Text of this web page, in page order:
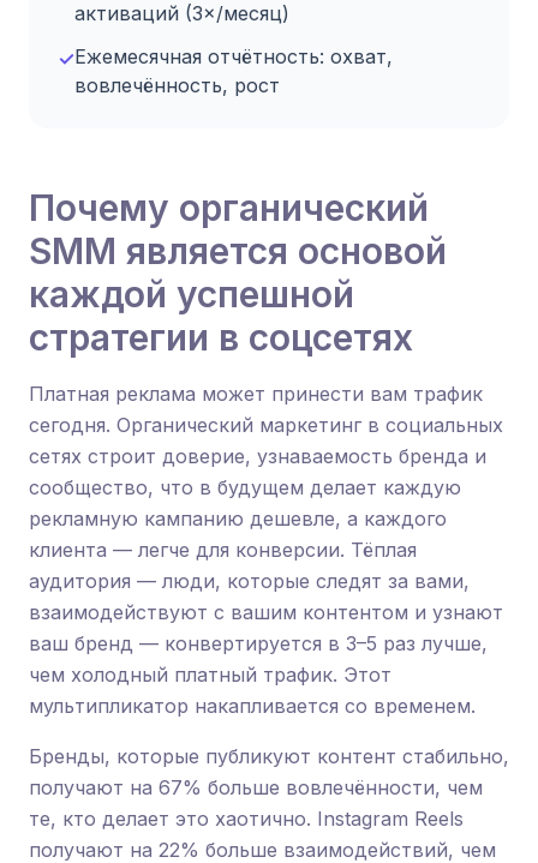
активаций (3×/месяц)
✓Ежемесячная отчётность: охват,
вовлечённость, рост
Почему органический
SMM является основой
каждой успешной
стратегии в соцсетях
Платная реклама может принести вам трафик
сегодня. Органический маркетинг в социальных
сетях строит доверие, узнаваемость бренда и
сообщество, что в будущем делает каждую
рекламную кампанию дешевле, а каждого
клиента — легче для конверсии. Тёплая
аудитория — люди, которые следят за вами,
взаимодействуют с вашим контентом и узнают
ваш бренд — конвертируется в 3–5 раз лучше,
чем холодный платный трафик. Этот
мультипликатор накапливается со временем.
Бренды, которые публикуют контент стабильно,
получают на 67% больше вовлечённости, чем
те, кто делает это хаотично. Instagram Reels
получают на 22% больше взаимодействий, чем